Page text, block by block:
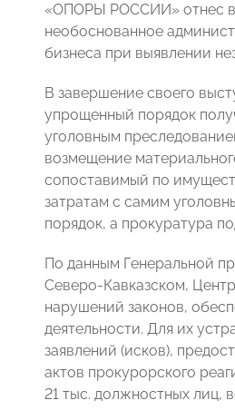
«ОПОРЫ РОССИИ» отнес
необоснованное
бизнеса при выявлении
В завершение своего
упрощенный порядок
уголовным
возмещение
сопоставимый по
затратам с самим
порядок, а прокуратура
По данным Генеральной
Северо-Кавказском,
нарушений законов,
деятельности. Для их
заявлений (исков),
актов прокурорского
21 тыс. должностных лиц,